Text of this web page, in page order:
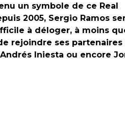
un symbole de ce Real
2005, Sergio Ramos
à déloger, à moins
rejoindre ses partenaires
Iniesta ou encore